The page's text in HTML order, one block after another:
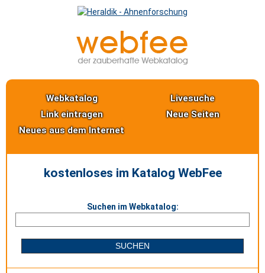
Webkatalog
Livesuche
Link eintragen
Neue Seiten
Neues aus dem Internet
kostenloses im Katalog WebFee
Suchen im Webkatalog: